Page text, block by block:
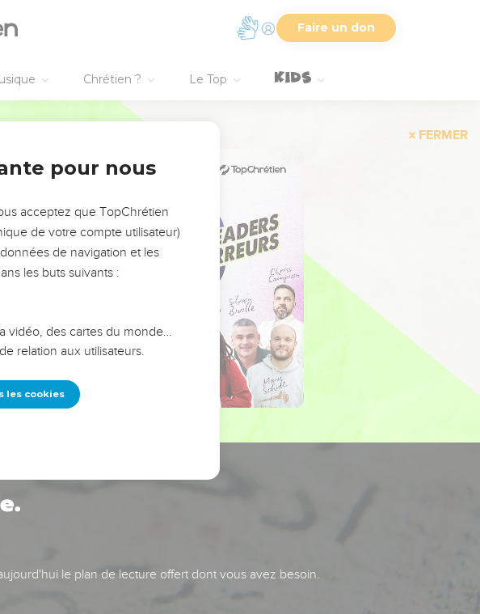
Faire un don
Chrétien ? Le Top
FERMER
le plan de lecture offert dont vous avez besoin.
pour nous
acceptez que TopChrétien
de votre compte utilisateur)
de navigation et les
les buts suivants :
vidéo, des cartes du monde…
relation aux utilisateurs.
les cookies